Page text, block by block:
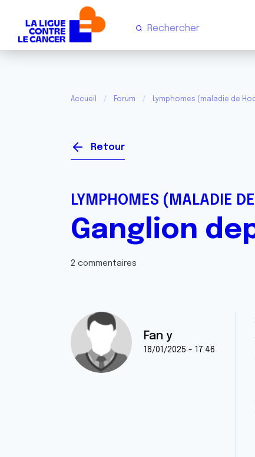
Accueil Forum Lymphomes (maladie de
Retour
LYMPHOMES (MALADIE
Ganglion
2 commentaires
Fan y
18/01/2025 - 17:46